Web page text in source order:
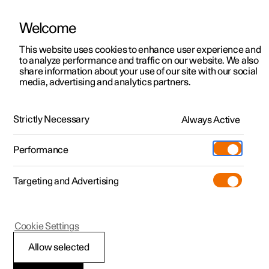
Polestar 2
Polestar 3
Polestar 4
Pre-owned
Shop
Meer
Testrit
Aanbiedingen voor
Testrit
Aanbiedingen voor
Polestar 4 coupé
Ontdek Polestar 4
Testrit
Bekijk onze stockwagens
Aanbiedingen voor
Ontdek Polestar 5
Over pre-owned
Pre-owned aanbiedingen
Aanbiedingen voor particulieren
Aanbiedingen voor
professionelen
Bekijk onze stockwagens
Configureer
Pre-owned
Testrit
Additionals
(Opent in een nieuw venster)
Experiences
Ontmoet ons
Servicepunten
Opladen
Support
HandleidingVideogalerijDownloadsSoftware-updates
Uw Polestar
Polestar 1
Installatie van
Welcome
This website uses cookies to enhance user experience and
to analyze performance and traffic on our website. We also
share information about your use of our site with our social
media, advertising and analytics partners.
Strictly Necessary Always Active
Performance
Targeting and Advertising
Allow selected
Cookie Settings